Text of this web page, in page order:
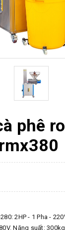
phê
2HP - 1 Pha -
Năng suất: